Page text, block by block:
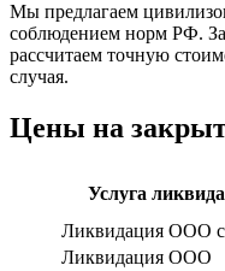
Мы предлагаем
соблюдением норм РФ.
рассчитаем точную
случая.
Цены на
Услуга
Ликвидация ООО с
Ликвидация ООО